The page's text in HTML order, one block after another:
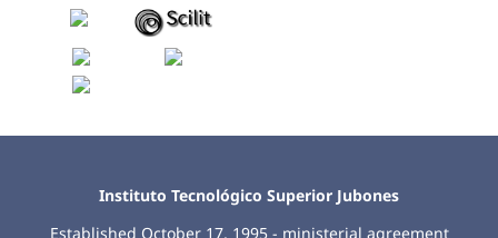
Instituto Tecnológico Superior Jubones
Established October 17, 1995 - ministerial agreement